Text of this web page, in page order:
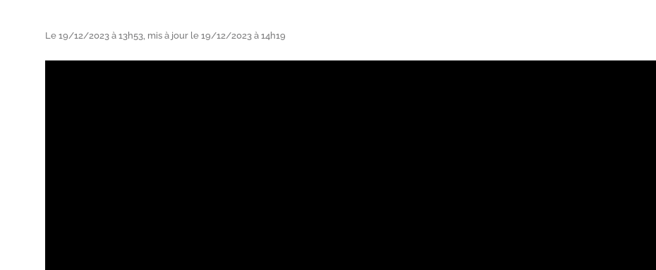
Le 19/12/2023 à 13h53, mis à jour le 19/12/2023 à 14h19